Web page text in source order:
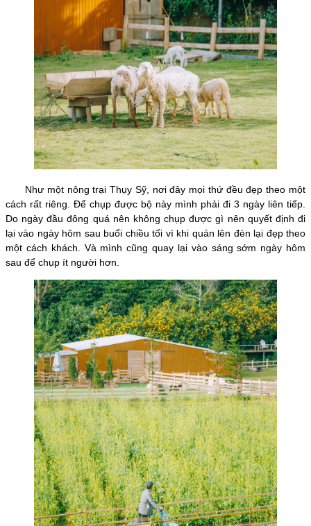
Như một nông trại Thụy Sỹ, nơi đây mọi thứ đều đẹp theo một
cách rất riêng. Để chụp được bộ này mình phải đi 3 ngày liên tiếp.
Do ngày đầu đông quá nên không chụp được gì nên quyết định đi
lại vào ngày hôm sau buổi chiều tối vì khi quán lên đèn lại đẹp theo
một cách khách. Và mình cũng quay lại vào sáng sớm ngày hôm
sau để chụp ít người hơn.